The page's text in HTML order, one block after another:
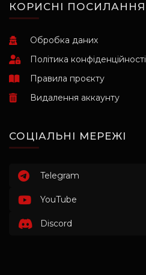
КОРИСНІ ПОСИЛАННЯ
Обробка даних
Політика конфіденційності
Правила проєкту
Видалення аккаунту
СОЦІАЛЬНІ МЕРЕЖІ
Telegram
YouTube
Discord